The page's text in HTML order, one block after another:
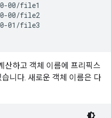
00/file1
00/file2
01/file3
산하고 객체 이름에 프리픽스
니다. 새로운 객체 이름은 다